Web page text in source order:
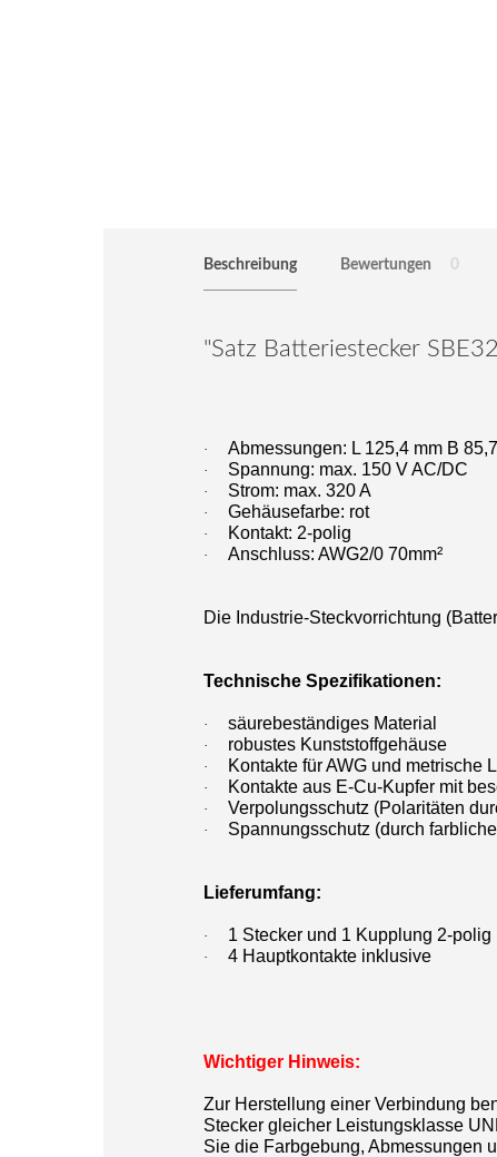
Beschreibung Bewertungen 0
"Satz Batteriestecker
· Abmessungen: L 125,4 mm B
· Spannung: max. 150 V AC/DC
· Strom: max. 320 A
· Gehäusefarbe: rot
· Kontakt: 2-polig
· Anschluss: AWG2/0 70mm²
Die Industrie-Steckvorrichtung
Technische Spezifikationen:
· säurebeständiges Material
· robustes Kunststoffgehäuse
· Kontakte für AWG und metrische
· Kontakte aus E-Cu-Kupfer mit
· Verpolungsschutz (Polaritäten
· Spannungsschutz (durch
Lieferumfang:
· 1 Stecker und 1 Kupplung 2-
· 4 Hauptkontakte inklusive
Wichtiger Hinweis:
Zur Herstellung einer Verbindung
Stecker gleicher Leistungsklasse
Sie die Farbgebung, Abmessungen